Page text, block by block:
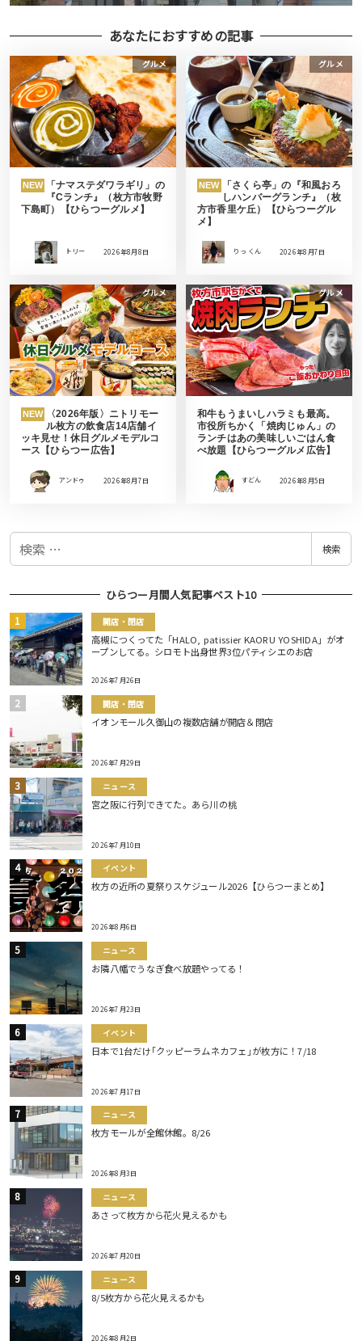
あなたにおすすめの記事
グルメ
NEW
「ナマステダワラギリ」の
『Cランチ』（枚方市牧野
下島町）【ひらつーグルメ】
トリー 2026年8月8日
グルメ
NEW
「さくら亭」の『和風おろ
しハンバーグランチ』（枚
方市香里ケ丘）【ひらつーグル
メ】
りっ くん 2026年8月7日
グルメ
NEW
〈2026年版〉ニトリモー
ル枚方の飲食店14店舗イ
ッキ見せ！休日グルメモデルコ
ース【ひらつー広告】
アンドゥ 2026年8月7日
グルメ
和牛もうまいしハラミも最高。
市役所ちかく「焼肉じゅん」の
ランチはあの美味しいごはん食
べ放題【ひらつーグルメ広告】
すどん 2026年8月5日
検
検索
ひらつー月間人気記事ベスト10
開店・閉店
高槻につくってた「HALO, patissier KAORU YOSHIDA」がオ
ープンしてる。シロモト出身世界3位パティシエのお店
2026年7月26日
開店・閉店
イオンモール久御山の複数店舗が開店＆閉店
2026年7月29日
ニュース
宮之阪に行列できてた。あら川の桃
2026年7月10日
イベント
枚方の近所の夏祭りスケジュール2026【ひらつーまとめ】
2026年8月6日
ニュース
お隣八幡でうなぎ食べ放題やってる！
2026年7月23日
イベント
日本で1台だけ｢クッピーラムネカフェ｣が枚方に！7/18
2026年7月17日
ニュース
枚方モールが全館休館。8/26
2026年8月3日
ニュース
あさって枚方から花火見えるかも
2026年7月20日
ニュース
8/5枚方から花火見えるかも
2026年8月2日